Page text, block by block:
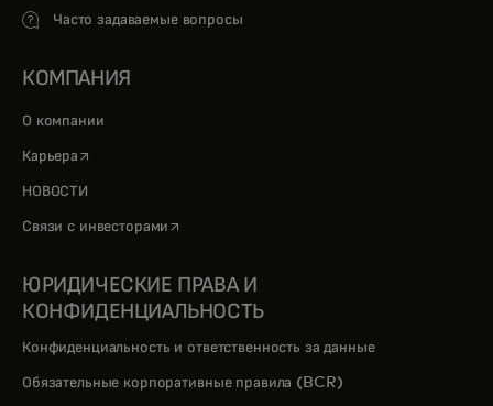
Часто задаваемые вопросы
КОМПАНИЯ
О компании
Карьера opens in a new tab
НОВОСТИ
Связи с инвесторами opens in a new tab
ЮРИДИЧЕСКИЕ ПРАВА И
КОНФИДЕНЦИАЛЬНОСТЬ
Конфиденциальность и ответственность за данные
Обязательные корпоративные правила (BCR)